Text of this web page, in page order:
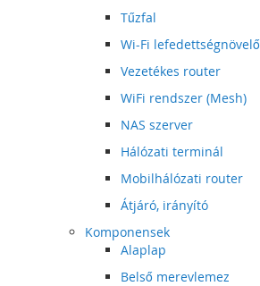
Tűzfal
Wi-Fi lefedettségnövelő
Vezetékes router
WiFi rendszer (Mesh)
NAS szerver
Hálózati terminál
Mobilhálózati router
Átjáró, irányító
Komponensek
Alaplap
Belső merevlemez